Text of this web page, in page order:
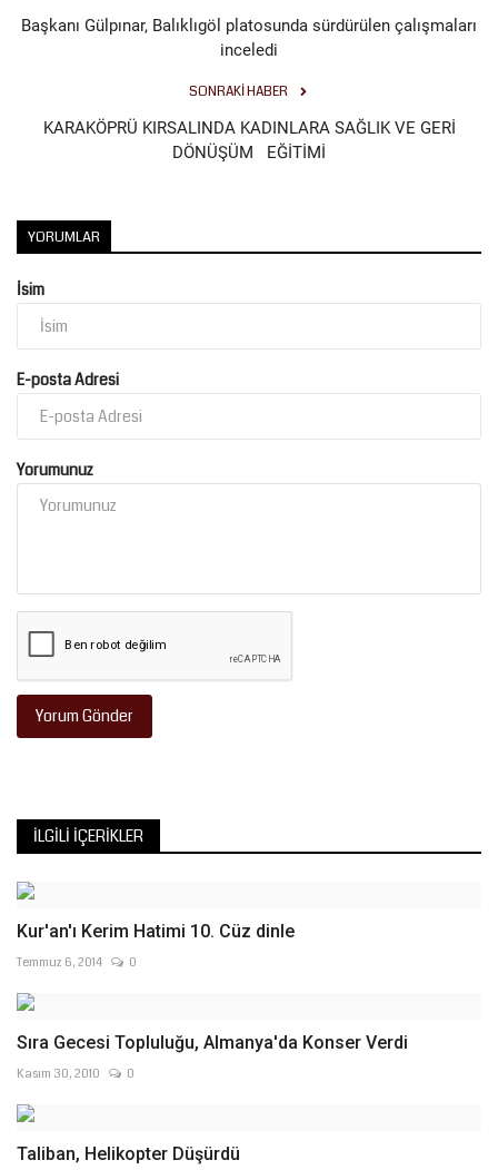
Başkanı Gülpınar, Balıklıgöl platosunda sürdürülen çalışmaları
inceledi
SONRAKI HABER
KARAKÖPRÜ KIRSALINDA KADINLARA SAĞLIK VE GERİ
DÖNÜŞÜM EĞİTİMİ
YORUMLAR
İsim
E-posta Adresi
Yorumunuz
Yorum Gönder
İLGILI İÇERIKLER
Kur'an'ı Kerim Hatimi 10. Cüz dinle
Temmuz 6, 2014 0
Sıra Gecesi Topluluğu, Almanya'da Konser Verdi
Kasım 30, 2010 0
Taliban, Helikopter Düşürdü